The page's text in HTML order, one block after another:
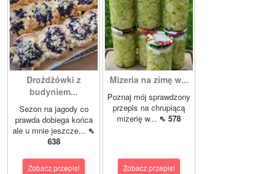
Drożdżówki z
budyniem...
Sezon na jagody co
prawda dobiega końca
ale u mnie jeszcze... ⇖
638
Zobacz przepis!
Mizeria na zimę w...
Poznaj mój sprawdzony
przepis na chrupiącą
mizerię w... ⇖ 578
Zobacz przepis!